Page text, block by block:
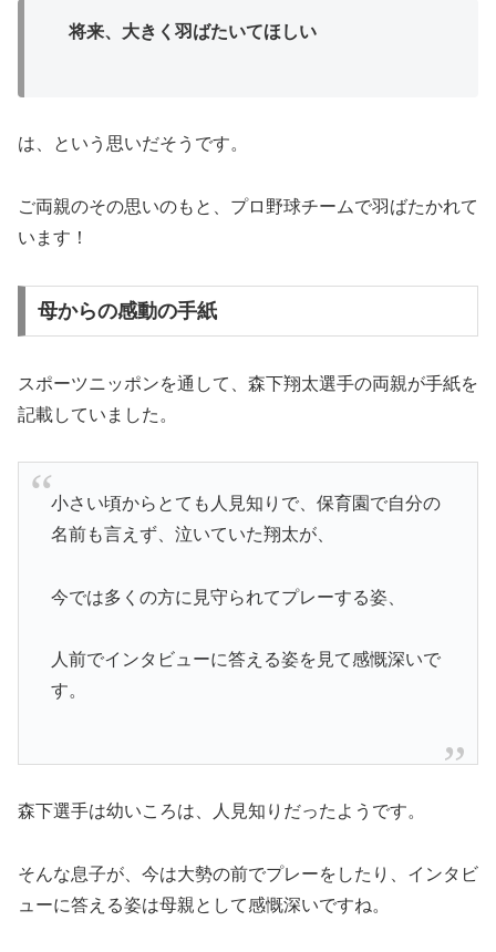
将来、大きく羽ばたいてほしい
は、という思いだそうです。
ご両親のその思いのもと、プロ野球チームで羽ばたかれて
います！
母からの感動の手紙
スポーツニッポンを通して、森下翔太選手の両親が手紙を
記載していました。
小さい頃からとても人見知りで、保育園で自分の
名前も言えず、泣いていた翔太が、
今では多くの方に見守られてプレーする姿、
人前でインタビューに答える姿を見て感慨深いで
す。
森下選手は幼いころは、人見知りだったようです。
そんな息子が、今は大勢の前でプレーをしたり、インタビ
ューに答える姿は母親として感慨深いですね。